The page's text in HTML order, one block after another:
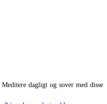
dagligt og sover med disse